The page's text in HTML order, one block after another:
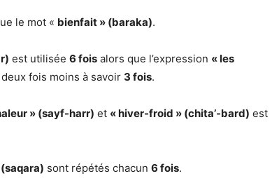
le mot « bienfait » (baraka).
est utilisée 6 fois alors que l’expression « les
fois moins à savoir 3 fois.
» (sayf-harr) et « hiver-froid » (chita’-bard) est
sont répétés chacun 6 fois.